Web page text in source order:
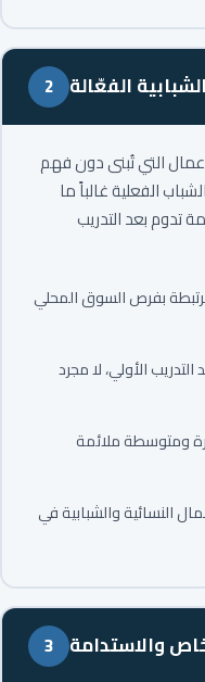
2 الفعّالة
التي تُبنى دون فهم
الفعلية غالباً ما
تدوم بعد التدريب
بفرص السوق المحلي
الأولي، لا مجرد
ومتوسطة ملائمة
النسائية والشبابية في
3 والاستدامة